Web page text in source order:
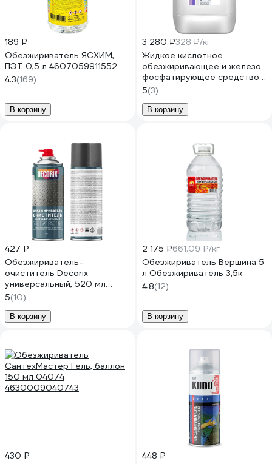
189 ₽
Обезжириватель ЯСХИМ,
ПЭТ 0,5 л 4607059911552
4.3(169)
В корзину
3 280 ₽328 ₽/кг
Жидкое кислотное
обезжиривающее и железо
фосфатирующее средство
КОНФЕРУМ Дезоксил-оф-с
концентрат 1915/1
5(3)
В корзину
427 ₽
Обезжириватель-
очиститель Decorix
универсальный, 520 мл
0109-02 DX
5(10)
В корзину
2 175 ₽661.09 ₽/кг
Обезжириватель Вершина 5
л Обезжириватель 3,5к
4.8(12)
В корзину
430 ₽
448 ₽